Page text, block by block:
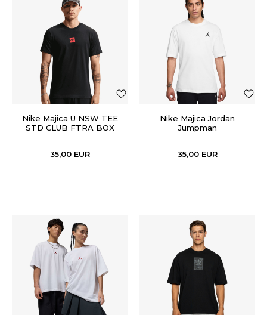
Nike Majica U NSW TEE
STD CLUB FTRA BOX
35,00 EUR
Nike Majica Jordan
Jumpman
35,00 EUR